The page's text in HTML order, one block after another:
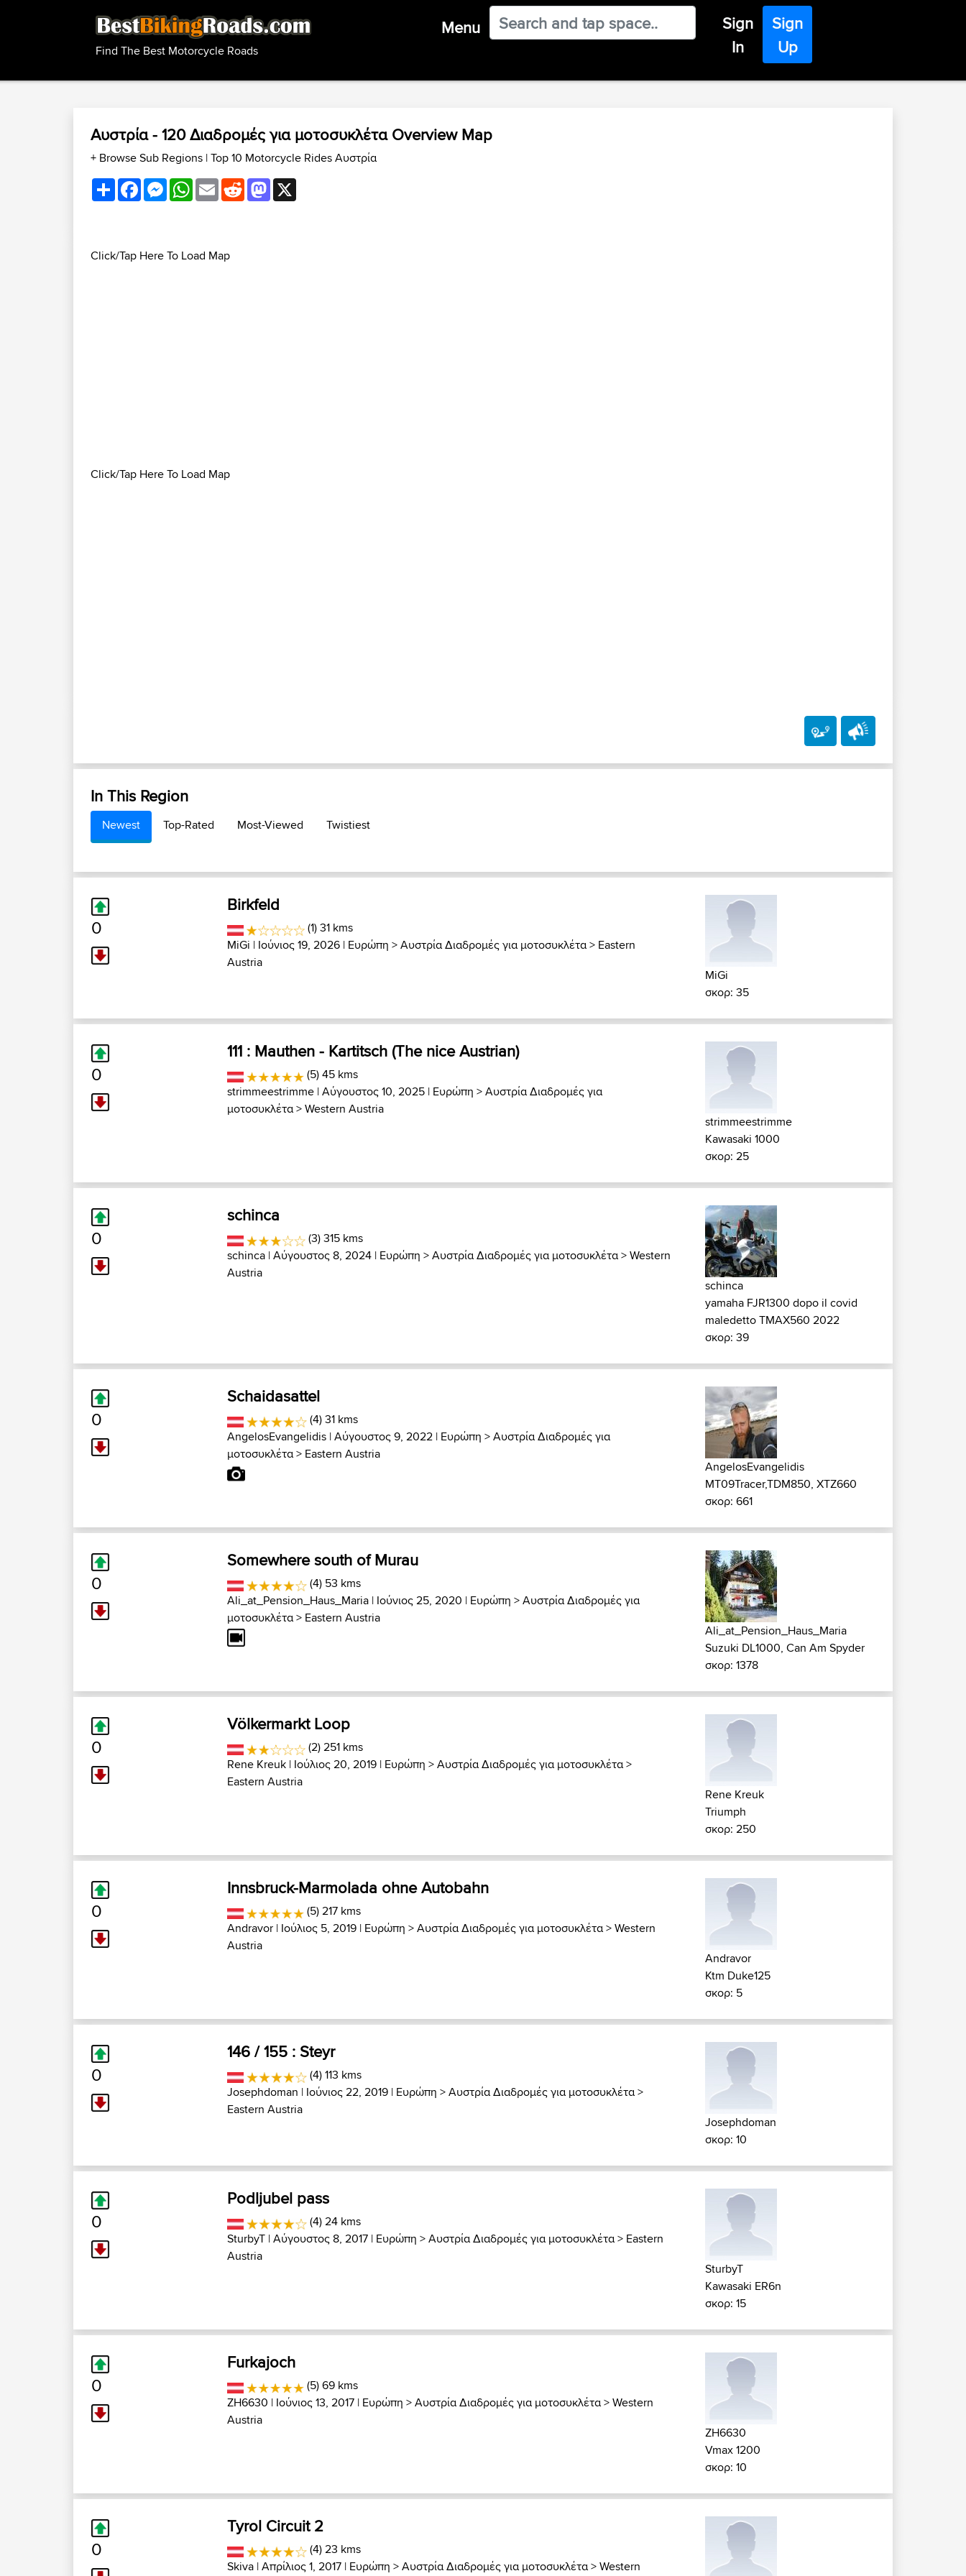
Find The Best Motorcycle Roads
Menu
Sign
In
Sign
Up
Αυστρία - 120 Διαδρομές για μοτοσυκλέτα Overview Map
+ Browse Sub Regions |Top 10 Motorcycle Rides Αυστρία
ShareFacebookMessenger
WhatsApp
EmailRedditMastodon
Click/Tap Here To Load Map
Click/Tap Here To Load Map
In This Region
Newest Top-Rated Most-Viewed Twistiest
0
Birkfeld
(1) 31 kms
MiGi | Ιούνιος 19, 2026 | Ευρώπη >Αυστρία Διαδρομές για μοτοσυκλέτα> Eastern
Austria
MiGi
σκορ: 35
0
111 : Mauthen - Kartitsch (The nice Austrian)
(5) 45 kms
strimmeestrimme | Αύγουστος 10, 2025 | Ευρώπη >Αυστρία Διαδρομές για
μοτοσυκλέτα>Western Austria
strimmeestrimme
Kawasaki 1000
σκορ: 25
0
schinca
(3) 315 kms
schinca | Αύγουστος 8, 2024 | Ευρώπη >Αυστρία Διαδρομές για μοτοσυκλέτα>Western
Austria
schinca
yamaha FJR1300 dopo il covid
maledetto TMAX560 2022
σκορ: 39
0
Schaidasattel
(4) 31 kms
AngelosEvangelidis | Αύγουστος 9, 2022 | Ευρώπη >Αυστρία Διαδρομές για
μοτοσυκλέτα> Eastern Austria
AngelosEvangelidis
MT09Tracer,TDM850, XTZ660
σκορ: 661
0
Somewhere south of Murau
(4) 53 kms
Ali_at_Pension_Haus_Maria | Ιούνιος 25, 2020 | Ευρώπη >Αυστρία Διαδρομές για
μοτοσυκλέτα> Eastern Austria
Ali_at_Pension_Haus_Maria
Suzuki DL1000, Can Am Spyder
σκορ: 1378
0
Völkermarkt Loop
(2) 251 kms
Rene Kreuk | Ιούλιος 20, 2019 | Ευρώπη >Αυστρία Διαδρομές για μοτοσυκλέτα>
Eastern Austria
Rene Kreuk
Triumph
σκορ: 250
0
Innsbruck-Marmolada ohne Autobahn
(5) 217 kms
Andravor | Ιούλιος 5, 2019 | Ευρώπη >Αυστρία Διαδρομές για μοτοσυκλέτα>Western
Austria
Andravor
Ktm Duke125
σκορ: 5
0
146 / 155 : Steyr
(4) 113 kms
Josephdoman | Ιούνιος 22, 2019 | Ευρώπη >Αυστρία Διαδρομές για μοτοσυκλέτα>
Eastern Austria
Josephdoman
σκορ: 10
0
Podljubel pass
(4) 24 kms
SturbyT | Αύγουστος 8, 2017 | Ευρώπη >Αυστρία Διαδρομές για μοτοσυκλέτα> Eastern
Austria
SturbyT
Kawasaki ER6n
σκορ: 15
0
Furkajoch
(5) 69 kms
ZH6630 | Ιούνιος 13, 2017 | Ευρώπη >Αυστρία Διαδρομές για μοτοσυκλέτα>Western
Austria
ZH6630
Vmax 1200
σκορ: 10
0
Tyrol Circuit 2
(4) 23 kms
Skiva | Απρίλιος 1, 2017 | Ευρώπη >Αυστρία Διαδρομές για μοτοσυκλέτα>Western